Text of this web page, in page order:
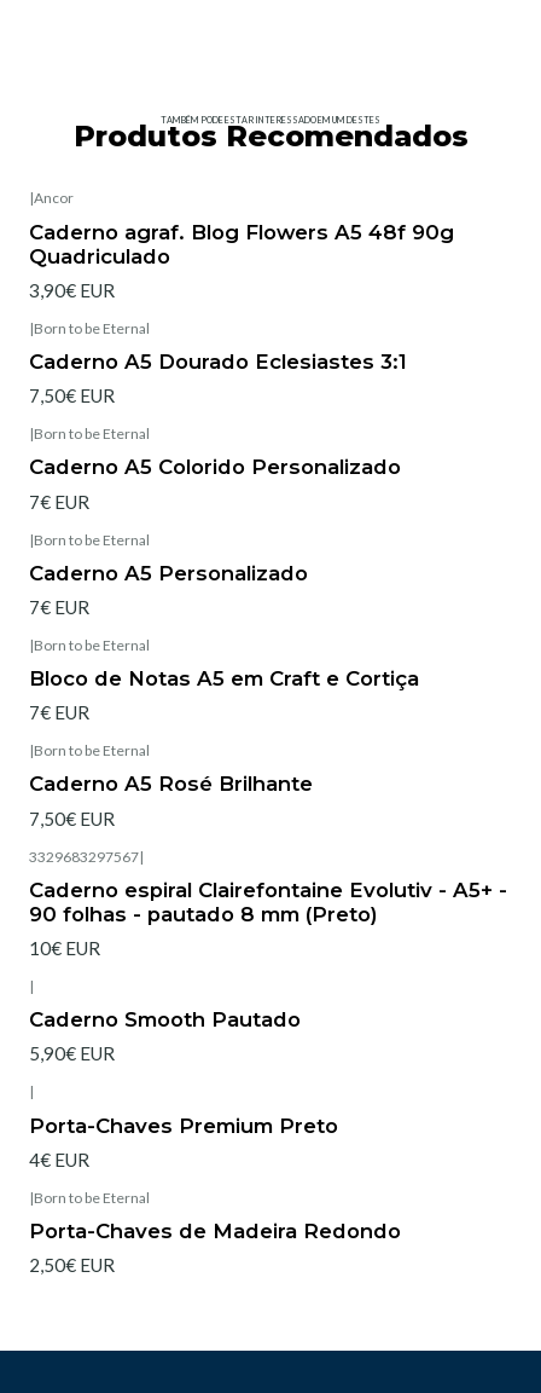
TAMBÉM PODE ESTAR INTERESSADO EM UM DESTES
Produtos Recomendados
|Ancor
Caderno agraf. Blog Flowers A5 48f 90g
Quadriculado
3,90€ EUR
|Born to be Eternal
Caderno A5 Dourado Eclesiastes 3:1
7,50€ EUR
|Born to be Eternal
Caderno A5 Colorido Personalizado
7€ EUR
|Born to be Eternal
Caderno A5 Personalizado
7€ EUR
|Born to be Eternal
Bloco de Notas A5 em Craft e Cortiça
7€ EUR
|Born to be Eternal
Caderno A5 Rosé Brilhante
7,50€ EUR
3329683297567|
Caderno espiral Clairefontaine Evolutiv - A5+ -
90 folhas - pautado 8 mm (Preto)
10€ EUR
|
Caderno Smooth Pautado
5,90€ EUR
|
Porta-Chaves Premium Preto
4€ EUR
|Born to be Eternal
Porta-Chaves de Madeira Redondo
2,50€ EUR